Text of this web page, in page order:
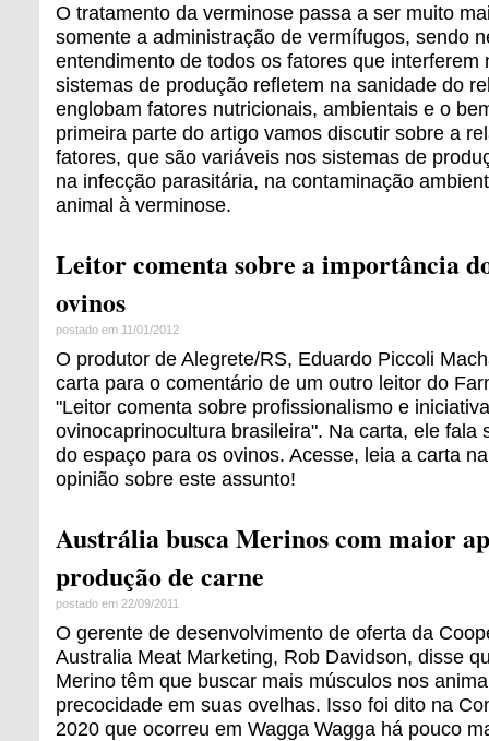
O tratamento da verminose passa a ser muito
somente a administração de vermífugos, sendo
entendimento de todos os fatores que interferem
sistemas de produção refletem na sanidade do
englobam fatores nutricionais, ambientais e o
primeira parte do artigo vamos discutir sobre a
fatores, que são variáveis nos sistemas de
na infecção parasitária, na contaminação
animal à verminose.
Leitor comenta sobre a importância
ovinos
postado em 11/01/2012
O produtor de Alegrete/RS, Eduardo Piccoli
carta para o comentário de um outro leitor do
"Leitor comenta sobre profissionalismo e
ovinocaprinocultura brasileira". Na carta, ele fala
do espaço para os ovinos. Acesse, leia a carta
opinião sobre este assunto!
Austrália busca Merinos com maior
produção de carne
postado em 22/09/2011
O gerente de desenvolvimento de oferta da
Australia Meat Marketing, Rob Davidson, disse
Merino têm que buscar mais músculos nos
precocidade em suas ovelhas. Isso foi dito na
2020 que ocorreu em Wagga Wagga há pouco